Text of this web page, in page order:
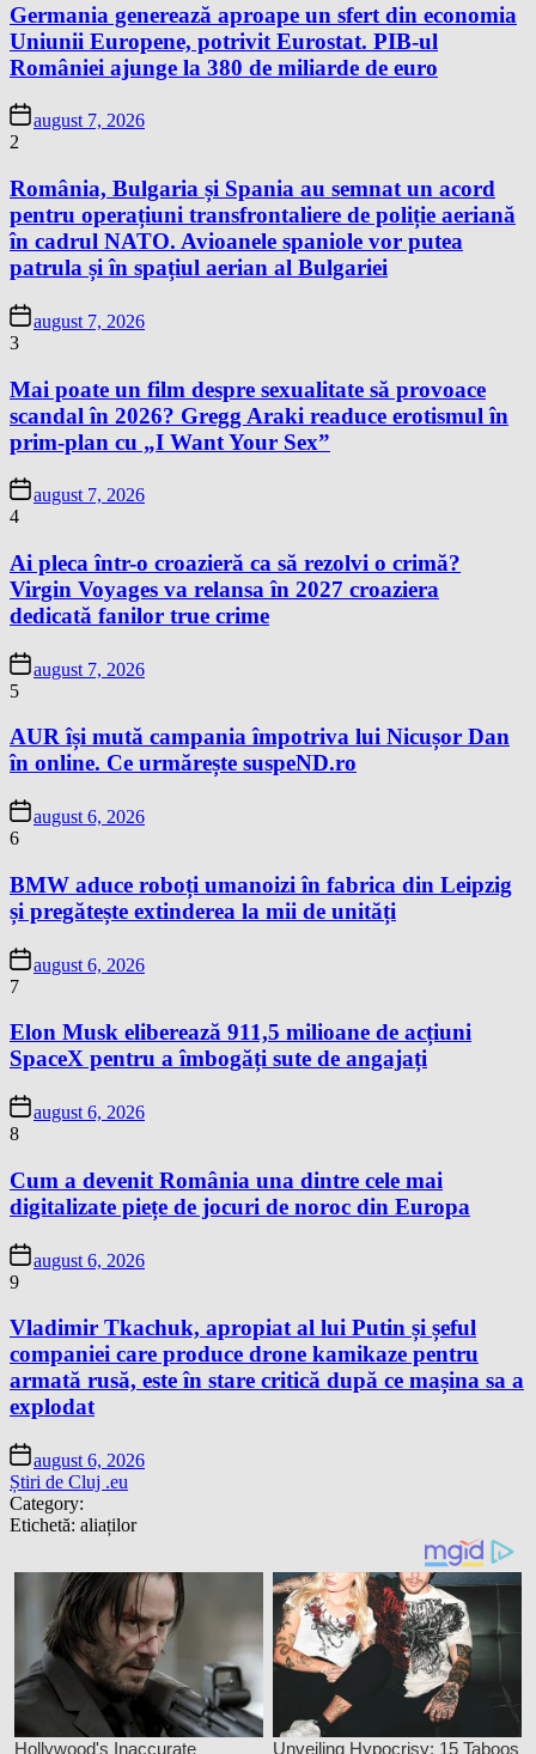
Germania generează aproape un sfert din economia
Uniunii Europene, potrivit Eurostat. PIB-ul
României ajunge la 380 de miliarde de euro
august 7, 2026
2
România, Bulgaria și Spania au semnat un acord
pentru operațiuni transfrontaliere de poliție aeriană
în cadrul NATO. Avioanele spaniole vor putea
patrula și în spațiul aerian al Bulgariei
august 7, 2026
3
Mai poate un film despre sexualitate să provoace
scandal în 2026? Gregg Araki readuce erotismul în
prim-plan cu „I Want Your Sex”
august 7, 2026
4
Ai pleca într-o croazieră ca să rezolvi o crimă?
Virgin Voyages va relansa în 2027 croaziera
dedicată fanilor true crime
august 7, 2026
5
AUR își mută campania împotriva lui Nicușor Dan
în online. Ce urmărește suspeND.ro
august 6, 2026
6
BMW aduce roboți umanoizi în fabrica din Leipzig
și pregătește extinderea la mii de unități
august 6, 2026
7
Elon Musk eliberează 911,5 milioane de acțiuni
SpaceX pentru a îmbogăți sute de angajați
august 6, 2026
8
Cum a devenit România una dintre cele mai
digitalizate piețe de jocuri de noroc din Europa
august 6, 2026
9
Vladimir Tkachuk, apropiat al lui Putin și șeful
companiei care produce drone kamikaze pentru
armată rusă, este în stare critică după ce mașina sa a
explodat
august 6, 2026
Știri de Cluj .eu
Category:
Etichetă: aliaților